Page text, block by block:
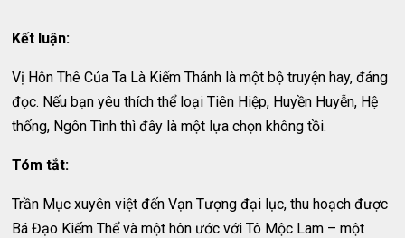
Kết luận:
Vị Hôn Thê Của Ta Là Kiếm Thánh là một bộ truyện hay, đáng
đọc. Nếu bạn yêu thích thể loại Tiên Hiệp, Huyền Huyễn, Hệ
thống, Ngôn Tình thì đây là một lựa chọn không tồi.
Tóm tắt:
Trần Mục xuyên việt đến Vạn Tượng đại lục, thu hoạch được
Bá Đạo Kiếm Thể và một hôn ước với Tô Mộc Lam – một